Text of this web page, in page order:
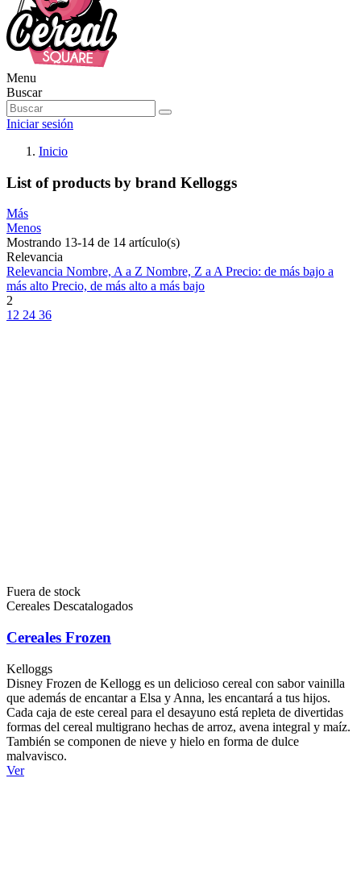
Menu
Buscar
Iniciar sesión
Inicio
List of products by brand Kelloggs
Más
Menos
Mostrando 13-14 de 14 artículo(s)
Relevancia
Relevancia Nombre, A a Z Nombre, Z a APrecio: de más bajo a
más alto Precio, de más alto a más bajo
2
12 24 36
Fuera de stock
Cereales Descatalogados
Cereales Frozen
Kelloggs
Disney Frozen de Kellogg es un delicioso cereal con sabor vainilla
que además de encantar a Elsa y Anna, les encantará a tus hijos.
Cada caja de este cereal para el desayuno está repleta de divertidas
formas del cereal multigrano hechas de arroz, avena integral y maíz.
También se componen de nieve y hielo en forma de dulce
malvavisco.
Ver